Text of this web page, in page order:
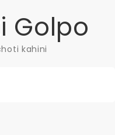
Golpo
choti kahini